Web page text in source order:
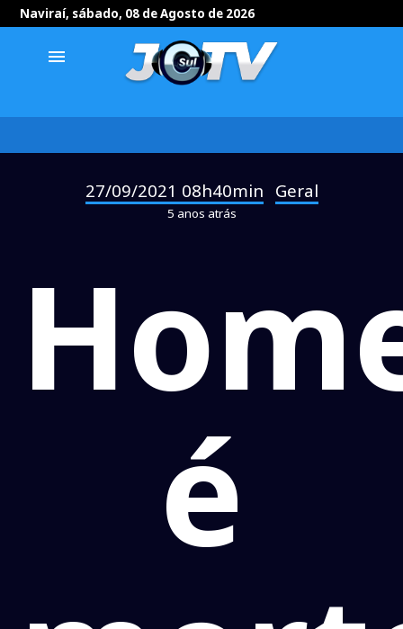
Naviraí, sábado, 08 de Agosto de 2026
menu
27/09/2021 08h40min Geral
5 anos atrás
é